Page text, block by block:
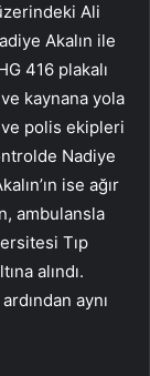
Ali
Akalın ile
416 plakalı
kaynana yola
polis ekipleri
Nadiye
ise ağır
ambulansla
Tıp
alındı.
aynı